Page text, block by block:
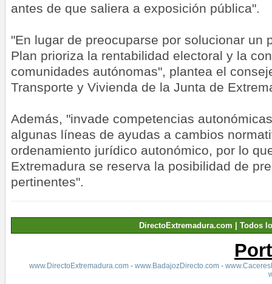
antes de que saliera a exposición pública".
"En lugar de preocuparse por solucionar un
Plan prioriza la rentabilidad electoral y la
comunidades autónomas", plantea el
Transporte y Vivienda de la Junta de
Además, "invade competencias
algunas líneas de ayudas a cambios
ordenamiento jurídico autonómico, por lo
Extremadura se reserva la posibilidad de
pertinentes".
DirectoExtremadura.com | Todos
www.DirectoExtremadura.com- www.BadajozDirecto.com-